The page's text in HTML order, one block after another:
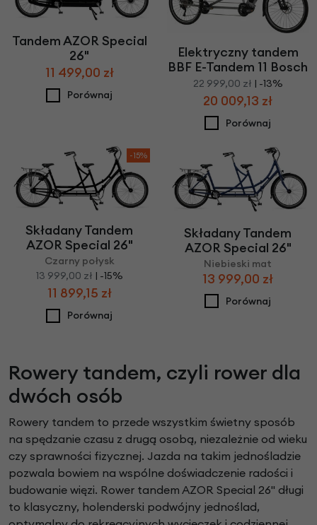
Tandem AZOR Special
26"
11 499,00 zł
Porównaj
Elektryczny tandem
BBF E-Tandem 11 Bosch
22 999,00 zł | -13%
20 009,13 zł
Porównaj
-15%
Składany Tandem
AZOR Special 26"
Czarny połysk
13 999,00 zł | -15%
11 899,15 zł
Porównaj
Składany Tandem
AZOR Special 26"
Niebieski mat
13 999,00 zł
Porównaj
Rowery tandem, czyli rower dla
dwóch osób
Rowery tandem to przede wszystkim świetny sposób
na spędzanie czasu z drugą osobą, niezależnie od wieku
czy sprawności fizycznej. Jazda na takim jednośladzie
pozwala bowiem na wspólne doświadczenie radości i
budowanie więzi. Rower tandem AZOR Special 26" długi
to klasyczny, holenderski podwójny jednoślad,